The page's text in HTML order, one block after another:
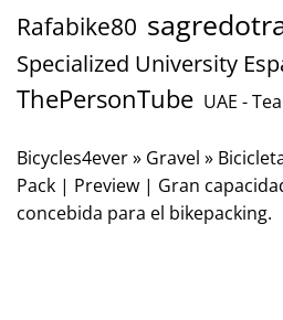
Rafabike80
Specialized University
ThePersonTube UAE -
Bicycles4ever» Gravel »
Pack | Preview | Gran
concebida para el bikepacking.